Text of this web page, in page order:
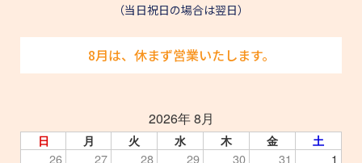
（当日祝日の場合は翌日）
8月は、休まず営業いたします。
2026年 8月
日 月 火 水 木 金 土
26 27 28 29 30 31
1